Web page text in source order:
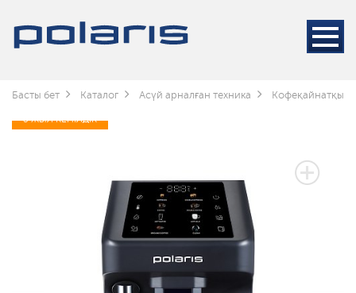
Басты бет Каталог Асүй арналған техника
3 ЖЫЛ КЕПІЛДІК